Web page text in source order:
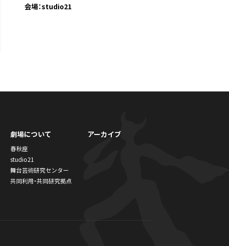
会場：studio21
劇場について
春秋座
studio21
舞台芸術研究センター
共同利用・共同研究拠点
アーカイブ